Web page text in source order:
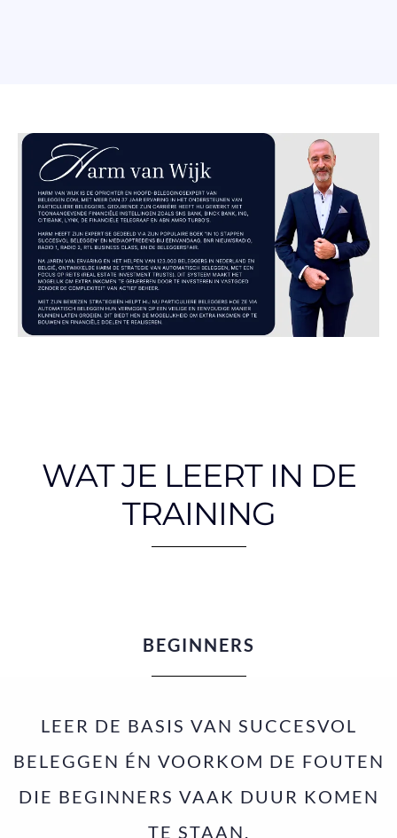
WAT JE LEERT IN DE
TRAINING
BEGINNERS
LEER DE BASIS VAN SUCCESVOL
BELEGGEN ÉN VOORKOM DE FOUTEN
DIE BEGINNERS VAAK DUUR KOMEN
TE STAAN.